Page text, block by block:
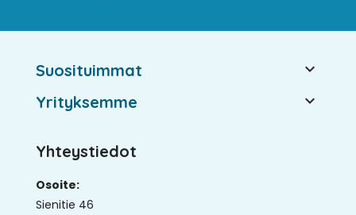
Suosituimmat 
Yrityksemme 
Yhteystiedot
Osoite:
Sienitie 46